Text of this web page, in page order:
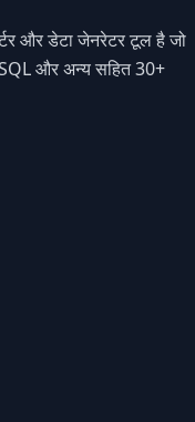
और डेटा जेनरेटर टूल है जो
और अन्य सहित 30+